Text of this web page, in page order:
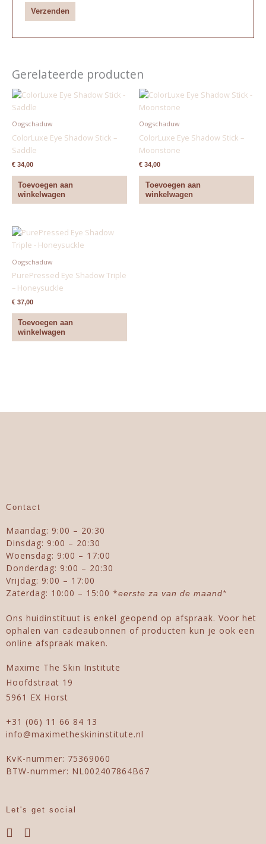
Gerelateerde producten
Oogschaduw
ColorLuxe Eye Shadow Stick –
Saddle
€34,00
Toevoegen aan
winkelwagen
Oogschaduw
ColorLuxe Eye Shadow Stick –
Moonstone
€ 34,00
Toevoegen aan
winkelwagen
Oogschaduw
PurePressed Eye Shadow Triple
– Honeysuckle
€37,00
Toevoegen aan
winkelwagen
Contact
Maandag: 9:00 – 20:30
Dinsdag: 9:00 – 20:30
Woensdag: 9:00 – 17:00
Donderdag: 9:00 – 20:30
Vrijdag: 9:00 – 17:00
Zaterdag: 10:00 – 15:00 *eerste za van de maand*
Ons huidinstituut is enkel geopend op afspraak. Voor het
ophalen van cadeaubonnen of producten kun je ook een
online afspraak maken.
Maxime The Skin Institute
Hoofdstraat 19
5961 EX Horst
+31 (06) 11 66 84 13
info@maximetheskininstitute.nl
KvK-nummer: 75369060
BTW-nummer: NL002407864B67
Let's get social